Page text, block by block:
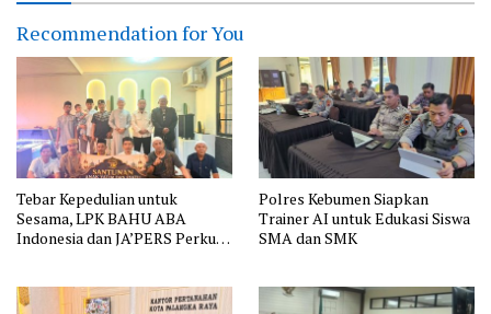
Recommendation for You
Tebar Kepedulian untuk
Sesama, LPK BAHU ABA
Indonesia dan JA’PERS Perkuat
Polres Kebumen Siapkan
Trainer AI untuk Edukasi Siswa
SMA dan SMK